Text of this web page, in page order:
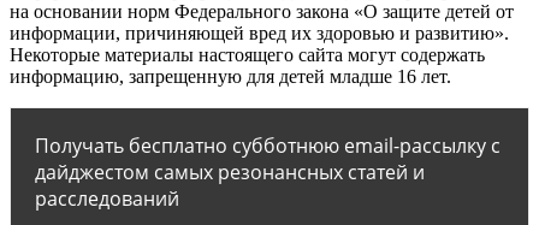
на основании норм Федерального закона «О защите детей от
информации, причиняющей вред их здоровью и развитию».
Некоторые материалы настоящего сайта могут содержать
информацию, запрещенную для детей младше 16 лет.
Получать бесплатно субботнюю email-рассылку с
дайджестом самых резонансных статей и
расследований